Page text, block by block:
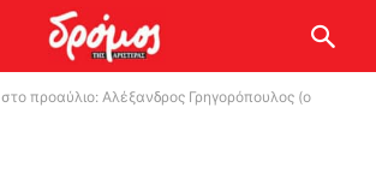
στο προαύλιο: Αλέξανδρος Γρηγορόπουλος (o